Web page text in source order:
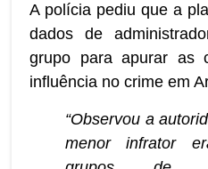
A polícia pediu que a
dados de
grupo para apurar as
influência no crime em
“Observou a
menor infrator